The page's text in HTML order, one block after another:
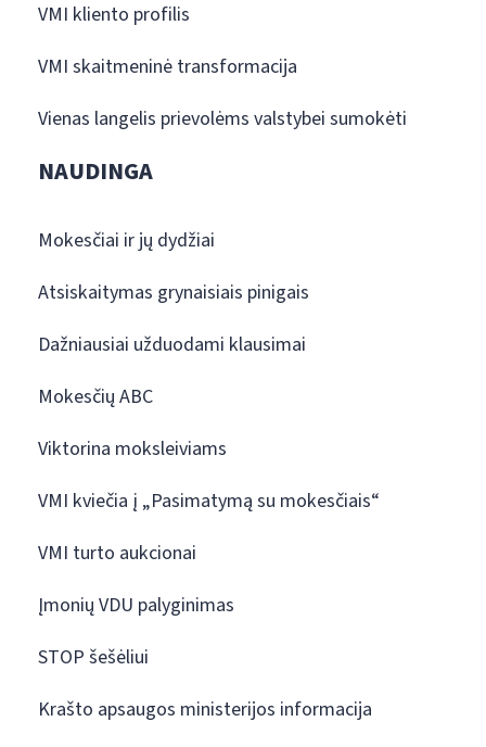
VMI kliento profilis
VMI skaitmeninė transformacija
Vienas langelis prievolėms valstybei sumokėti
NAUDINGA
Mokesčiai ir jų dydžiai
Atsiskaitymas grynaisiais pinigais
Dažniausiai užduodami klausimai
Mokesčių ABC
Viktorina moksleiviams
VMI kviečia į „Pasimatymą su mokesčiais“
VMI turto aukcionai
Įmonių VDU palyginimas
STOP šešėliui
Krašto apsaugos ministerijos informacija